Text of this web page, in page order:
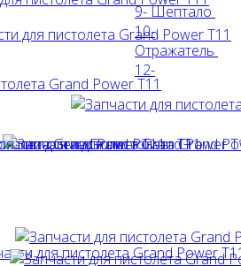
9- Шептало
10-
Отражатель
12-